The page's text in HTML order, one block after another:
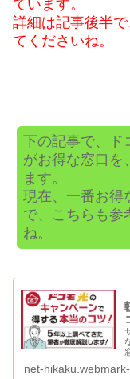
ています。
詳細は記事後半
てくださいね。
下の記事で、ド
がお得な窓口を
ます。
現在、一番お得
で、こちらも参
ね。
net-